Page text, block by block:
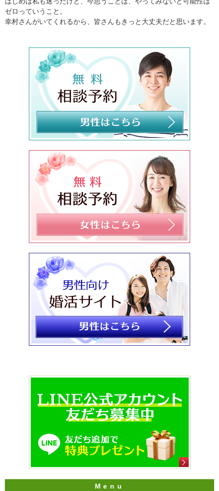
ゼロっていうこと。
幸村さんがいてくれるから、皆さんもきっと大丈夫だと思います。